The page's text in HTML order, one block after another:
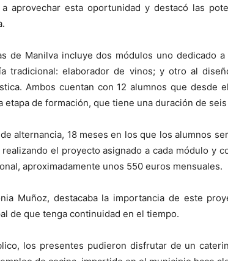
aprovechar esta oportunidad y destacó las
de Manilva incluye dos módulos uno dedicado a
tradicional: elaborador de vinos; y otro al
Ambos cuentan con 12 alumnos que desde
de formación, que tiene una duración de
alternancia, 18 meses en los que los alumnos
el proyecto asignado a cada módulo y
aproximadamente unos 550 euros mensuales.
Muñoz, destacaba la importancia de este
de que tenga continuidad en el tiempo.
los presentes pudieron disfrutar de un